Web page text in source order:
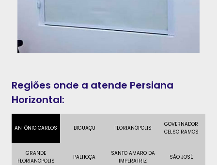
Regiões onde a atende Persiana
Horizontal:
ANTÔNIO CARLOS BIGUAÇU FLORIANÓPOLIS
GOVERNADOR
CELSO RAMOS
GRANDE
FLORIANÓPOLIS
PALHOÇA
SANTO AMARO DA
IMPERATRIZ
SÃO JOSÉ